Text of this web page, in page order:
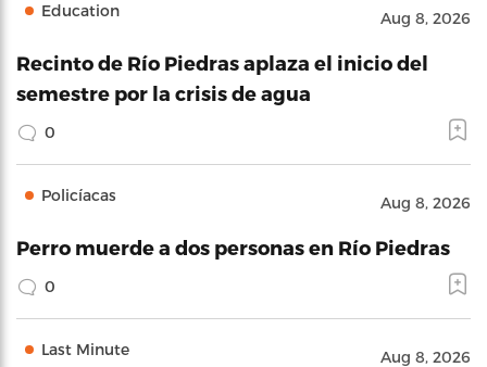
Education Aug 8, 2026
Recinto de Río Piedras aplaza el inicio del
semestre por la crisis de agua
0
Policíacas Aug 8, 2026
Perro muerde a dos personas en Río Piedras
0
Last Minute Aug 8, 2026